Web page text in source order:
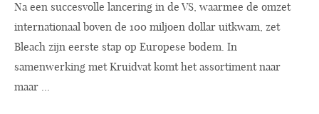
Na een succesvolle lancering in de VS, waarmee de omzet
internationaal boven de 100 miljoen dollar uitkwam, zet
Bleach zijn eerste stap op Europese bodem. In
samenwerking met Kruidvat komt het assortiment naar
maar ...